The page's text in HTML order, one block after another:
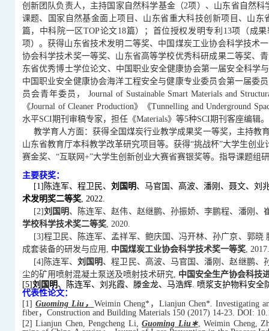
创新团队负责人，主持国家自然科学基金（2项）、山东省自然
课题、国家自然基金面上项目、山东省重大科技创新项目、山
篇，中科院一区TOP论文18篇）；首位授权发明专利13项（成
项）。获得山东省技术发明二等奖、中国煤炭工业协会科学技术
协会科学技术奖一等奖、山东省高等学校优秀科研成果二等奖、
东省优秀博士学位论文、中国职业安全健康协会第一届安全科学
中国职业安全健康协会海洋工程安全与健康专业委员会第一届委
员会青年委员 ， Journal of Sustainable Smart Materials and
《Journal of Cleaner Production》
《Tunnelling and Underground
水平SCI期刊审稿专家，担任《Materials》 等5种SCI期刊客座编辑。
教学育人方面：获得全国煤炭行业教学成果奖一等奖，主持教
山东省教育厅本科教学改革研究项目等。获得“挑战杯”大学生创
赛金奖、“互联网+”大学生创新创业大赛省赛银奖等。指导课题组
主要获奖：
[1]陈连军、程卫民、 刘国明 、马官国、高波、潘刚、聂文、刘
术发明奖二等奖, 2022.
[2]刘国明 、陈连军、赵伟、赵继鹏、孙振娇、李鹏程、潘刚
学校科学技术奖二等奖, 2020.
[3]程卫民、陈连军、孟祥军、鲍庆国、冯开林、孙广京、郭晓
成套装备的研发与应用, 中国煤炭工业协会科学技术奖一等奖, 2017.
[4]陈连军、刘国明 、程卫民、高波、马官国、潘刚、赵继鹏
尘的矿用喷射混凝土泵送及喷射技术研究, 中国安全生产协会科技
[5]刘国明 、陈连军、刘兆霞、滕金龙、马浩辉. 喷浆支护物料安全
代表性论文：
[1] Guoming Liu ， Weimin Cheng*，Lianjun Chen*. Investigating
fiber，Construction and Building Materials 150 (2017) 14-23. DOI:
[2] Lianjun Chen, Pengcheng Li,Guoming Liu∗, Weimin Cheng,